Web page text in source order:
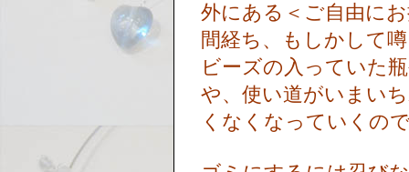
外にある＜ご自由に
間経ち、もしかして
ビーズの入っていた
や、使い道がいまい
くなくなっていくの